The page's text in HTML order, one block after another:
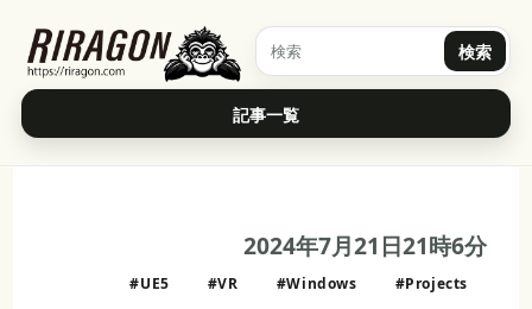
検索
記事一覧
2024年7月21日21時6分
#UE5 #VR #Windows #Projects